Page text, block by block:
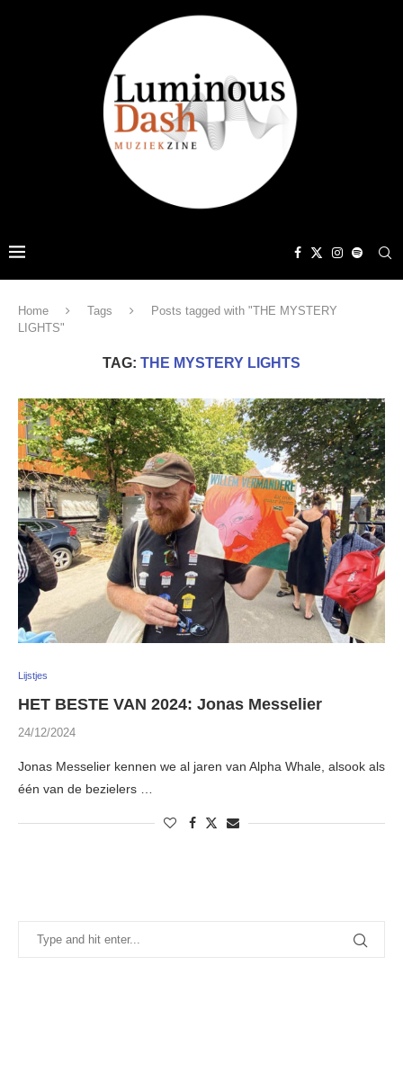
Home Tags
Posts tagged with "THE MYSTERY
LIGHTS"
TAG: THE MYSTERY LIGHTS
Lijstjes
HET BESTE VAN 2024: Jonas Messelier
24/12/2024
Jonas Messelier kennen we al jaren van Alpha Whale, alsook als
één van de bezielers …